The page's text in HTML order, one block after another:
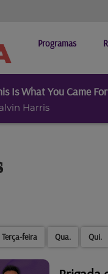
Programas
Is What You Came
Harris
Terça-feira Qua. Qui.